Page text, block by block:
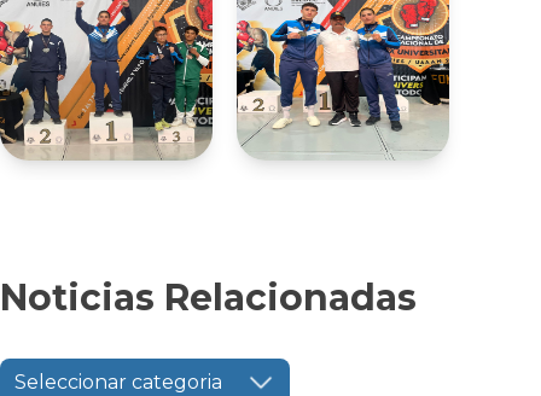
Noticias Relacionadas
Seleccionar categoria